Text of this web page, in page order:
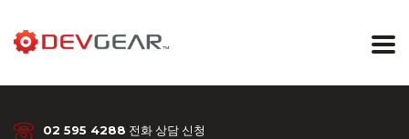
02 595 4288 전화 상담 신청